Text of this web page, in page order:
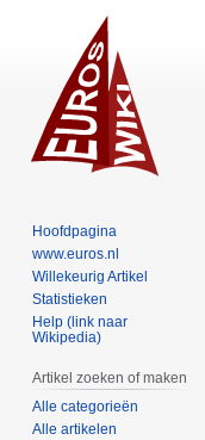
Hoofdpagina
www.euros.nl
Willekeurig Artikel
Statistieken
Help (link naar
Wikipedia)
Artikel zoeken of maken
Alle categorieën
Alle artikelen